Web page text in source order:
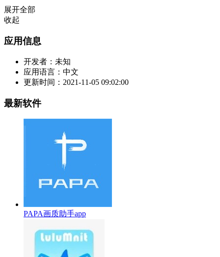
展开全部
收起
应用信息
开发者： 未知
应用语言： 中文
更新时间： 2021-11-05 09:02:00
最新软件
PAPA画质助手app